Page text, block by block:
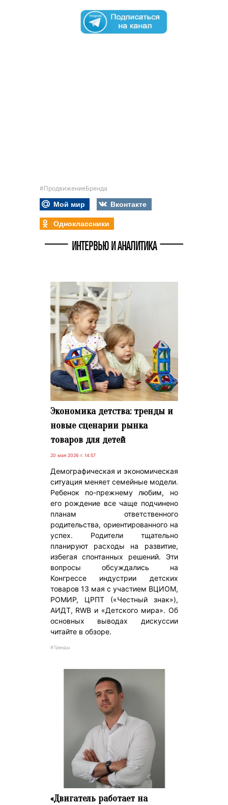
#ПродвижениеБренда
Мой мир
Вконтакте
Одноклассники
ИНТЕРВЬЮ И АНАЛИТИКА
Экономика детства: тренды и
новые сценарии рынка
товаров для детей
20 мая 2026 г. 14:57
Демографическая и экономическая
ситуация меняет семейные модели.
Ребенок по-прежнему любим, но
его рождение все чаще подчинено
планам ответственного
родительства, ориентированного на
успех. Родители тщательно
планируют расходы на развитие,
избегая спонтанных решений. Эти
вопросы обсуждались на
Конгрессе индустрии детских
товаров 13 мая с участием ВЦИОМ,
РОМИР, ЦРПТ («Честный знак»),
АИДТ, RWB и «Детского мира». Об
основных выводах дискуссии
читайте в обзоре.
#Тренды
«Двигатель работает на